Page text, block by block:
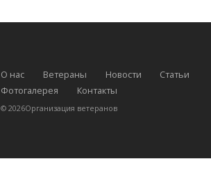
О нас Ветераны Новости
Статьи
Фотогалерея
Контакты
© 2026Организация ветеранов